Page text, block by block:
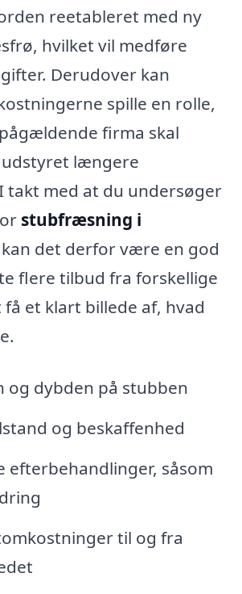
reetableret med ny
hvilket vil medføre
Derudover kan
spille en rolle,
firma skal
længere
takt med at du undersøger
stubfræsning i
det derfor være en god
flere tilbud fra forskellige
et klart billede af, hvad
og dybden på stubben
og beskaffenhed
efterbehandlinger, såsom
til og fra